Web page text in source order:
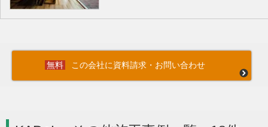
この会社に資料請求・お問い合わせ